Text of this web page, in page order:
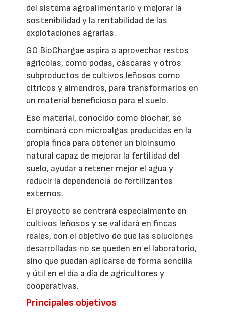
del sistema agroalimentario y mejorar la
sostenibilidad y la rentabilidad de las
explotaciones agrarias.
GO BioChargae aspira a aprovechar restos
agrícolas, como podas, cáscaras y otros
subproductos de cultivos leñosos como
cítricos y almendros, para transformarlos en
un material beneficioso para el suelo.
Ese material, conocido como biochar, se
combinará con microalgas producidas en la
propia finca para obtener un bioinsumo
natural capaz de mejorar la fertilidad del
suelo, ayudar a retener mejor el agua y
reducir la dependencia de fertilizantes
externos.
El proyecto se centrará especialmente en
cultivos leñosos y se validará en fincas
reales, con el objetivo de que las soluciones
desarrolladas no se queden en el laboratorio,
sino que puedan aplicarse de forma sencilla
y útil en el día a día de agricultores y
cooperativas.
Principales objetivos